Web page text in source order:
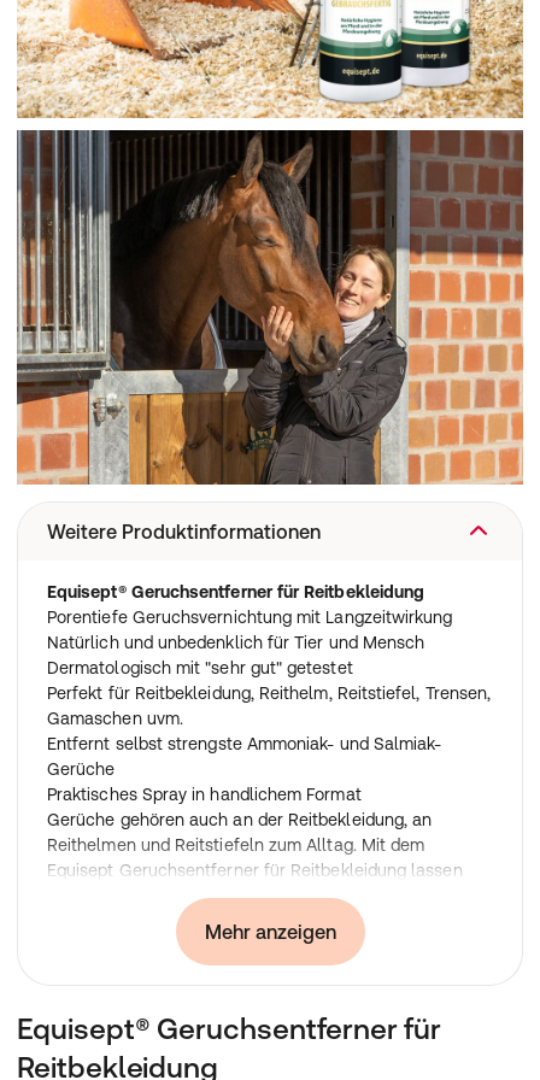
Weitere Produktinformationen
Equisept® Geruchsentferner für Reitbekleidung
Porentiefe Geruchsvernichtung mit Langzeitwirkung
Natürlich und unbedenklich für Tier und Mensch
Dermatologisch mit "sehr gut" getestet
Perfekt für Reitbekleidung, Reithelm, Reitstiefel, Trensen,
Gamaschen uvm.
Entfernt selbst strengste Ammoniak- und Salmiak-
Gerüche
Praktisches Spray in handlichem Format
Gerüche gehören auch an der Reitbekleidung, an
Reithelmen und Reitstiefeln zum Alltag. Mit dem
Equisept Geruchsentferner für Reitbekleidung lassen
sich diese Gerüche nun ganz einfach, hygienisch und
porentief beseitigen. Einfach auf die Reitbekleidung
aufgesprüht wirken die enthaltenen natürlichen
Mikroorganismen zuverlässig und langanhaltend, auch
und Lammfellprodukten (z.B. Schabracken oder
Sattelgurte). Der mikrobiologische Geruchsentferner für
Reitbekleidung kann zusätzlich als Alternative zur
Mehr anzeigen
Equisept® Geruchsentferner für
Reitbekleidung